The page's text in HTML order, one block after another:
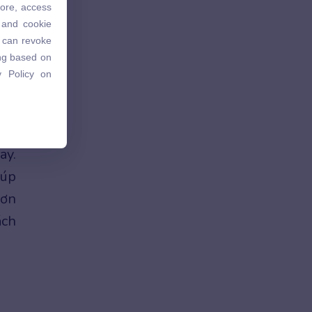
cookie
revoke
based on
on
access
cookie
revoke
based on
Policy on